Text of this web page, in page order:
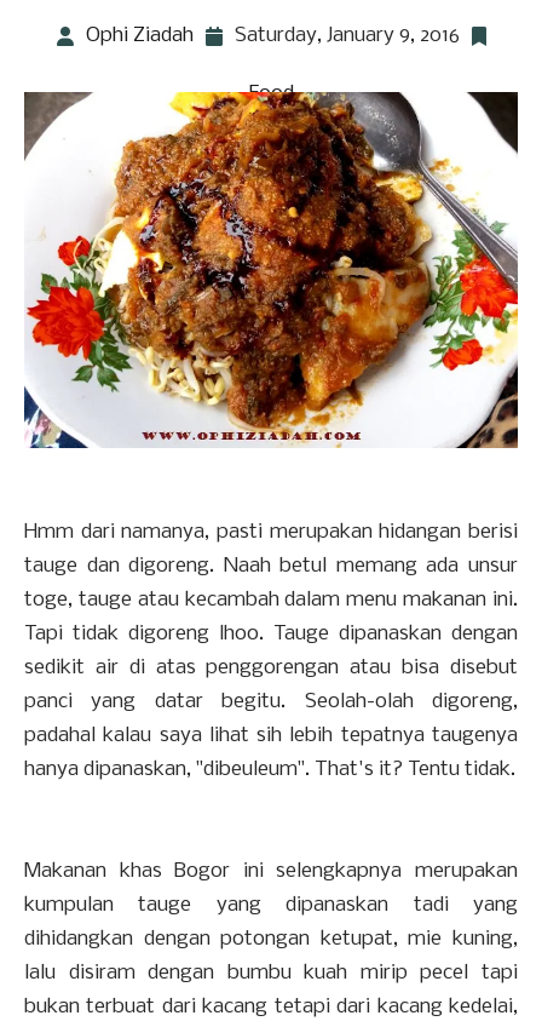
Ophi Ziadah Saturday, January 9, 2016
Food
Hmm dari namanya, pasti merupakan hidangan berisi
tauge dan digoreng. Naah betul memang ada unsur
toge, tauge atau kecambah dalam menu makanan ini.
Tapi tidak digoreng lhoo. Tauge dipanaskan dengan
sedikit air di atas penggorengan atau bisa disebut
panci yang datar begitu. Seolah-olah digoreng,
padahal kalau saya lihat sih lebih tepatnya taugenya
hanya dipanaskan, "dibeuleum". That's it? Tentu tidak.
Makanan khas Bogor ini selengkapnya merupakan
kumpulan tauge yang dipanaskan tadi yang
dihidangkan dengan potongan ketupat, mie kuning,
lalu disiram dengan bumbu kuah mirip pecel tapi
bukan terbuat dari kacang tetapi dari kacang kedelai,